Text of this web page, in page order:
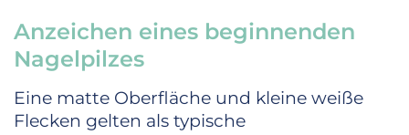
Anzeichen eines beginnenden
Nagelpilzes
Eine matte Oberfläche und kleine weiße
Flecken gelten als typische